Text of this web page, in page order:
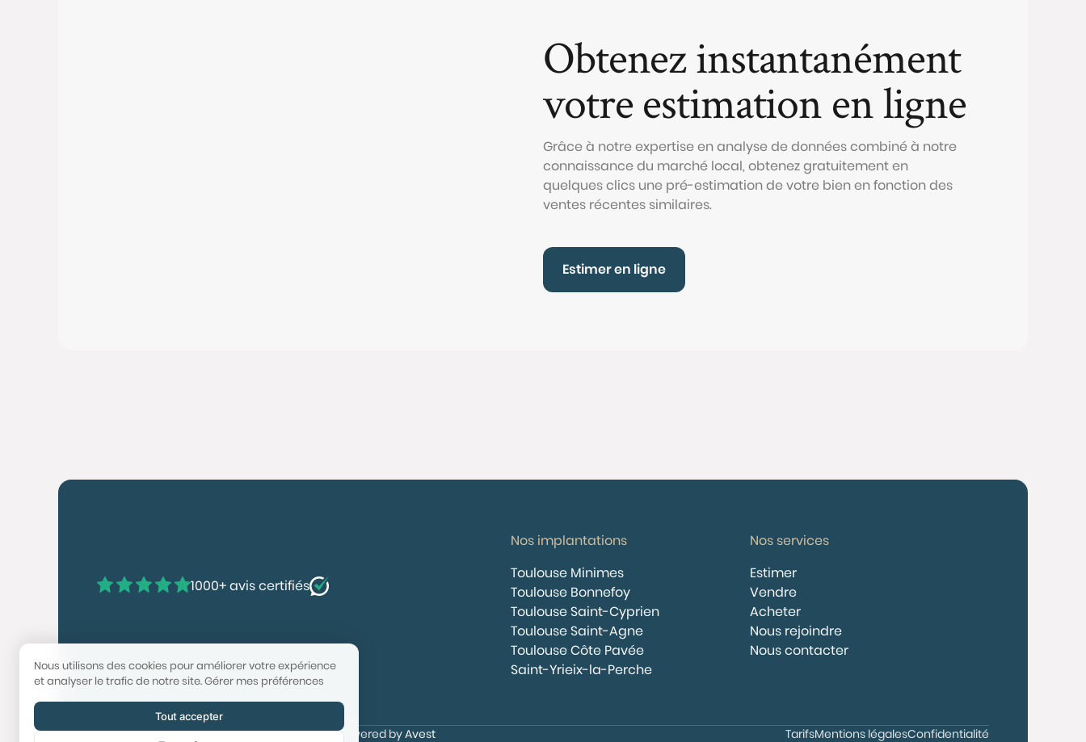
Obtenez instantanément
votre estimation en ligne
Grâce à notre expertise en analyse de données combiné à notre
connaissance du marché local, obtenez gratuitement en
quelques clics une pré-estimation de votre bien en fonction des
ventes récentes similaires.
Estimer en ligne
1000+ avis certifiés
Nos implantations
Toulouse Minimes
Toulouse Bonnefoy
Toulouse Saint-Cyprien
Toulouse Saint-Agne
Toulouse Côte Pavée
Saint-Yrieix-la-Perche
Nos services
Estimer
Vendre
Acheter
Nous rejoindre
Nous contacter
© 2025 Booster Immobilier | Tech & Website powered byAvest TarifsMentions légalesConfidentialité
Nous utilisons des cookies pour améliorer votre expérience
et analyser le trafic de notre site.Gérer mes préférences
Tout accepter